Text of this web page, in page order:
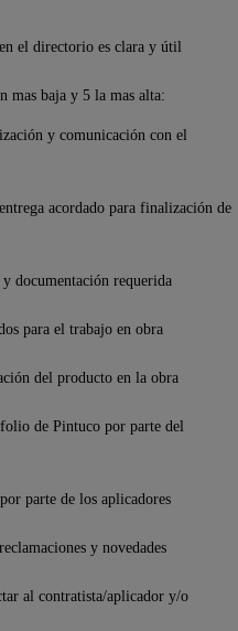
el directorio es clara y útil
mas baja y 5 la mas alta:
y comunicación con el
acordado para finalización de
documentación requerida
para el trabajo en obra
del producto en la obra
de Pintuco por parte del
parte de los aplicadores
y novedades
al contratista/aplicador y/o